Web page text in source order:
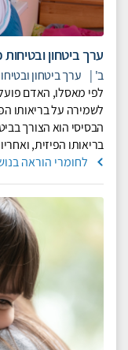
ערך ביטחון
ב' | ערך ביטחון
לפי מאסלו, האדם
לשמירה על בריאותו
הבסיסי הוא הצורך
בריאותו הפיזית,
לחומרי הוראה